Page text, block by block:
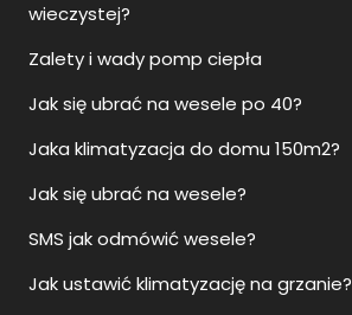
wieczystej?
Zalety i wady pomp ciepła
Jak się ubrać na wesele po 40?
Jaka klimatyzacja do domu 150m2?
Jak się ubrać na wesele?
SMS jak odmówić wesele?
Jak ustawić klimatyzację na grzanie?